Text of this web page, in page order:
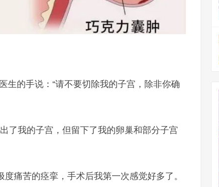
生的手说：“请不要切除我的子宫，除非你确
了我的子宫，但留下了我的卵巢和部分子宫
痛苦的痉挛，手术后我第一次感觉好多了。